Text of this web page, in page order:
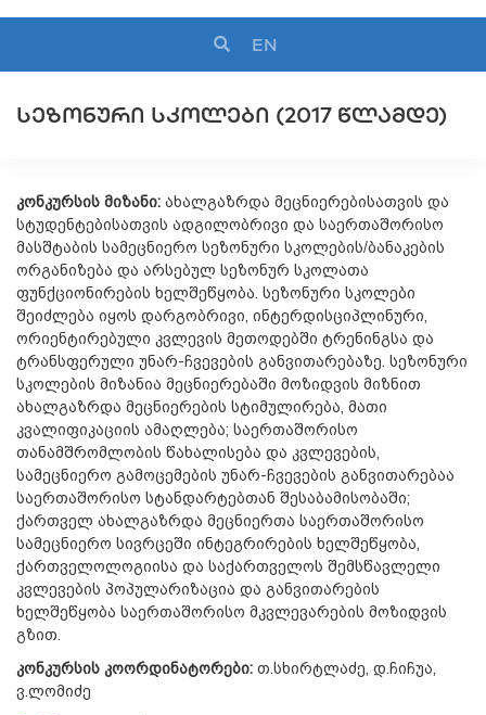
EN
ᲡᲔᲖᲝᲜᲣᲠᲘ ᲡᲙᲝᲚᲔᲑᲘ (2017 ᲬᲚᲐᲛᲓᲔ)
კონკურსის მიზანი: ახალგაზრდა მეცნიერებისათვის და
სტუდენტებისათვის ადგილობრივი და საერთაშორისო
მასშტაბის სამეცნიერო სეზონური სკოლების/ბანაკების
ორგანიზება და არსებულ სეზონურ სკო­ლათა
ფუნქციონირების ხელშეწყობა. სეზონური სკოლები
შეიძლება იყოს დარგობრივი, ინტერდისციპლინური,
ორიენტირებული კვლევის მეთოდებში ტრენინგსა და
ტრანსფერული უნარ-ჩვევების განვითარებაზე. სეზონური
სკოლების მიზანია მეცნიერებაში მოზიდვის მიზნით
ახალგაზრდა მეცნიერების სტიმულირება, მათი
კვალიფიკაციის ამაღლება; საერთაშორისო
თანამშრომლობის წახალისება და კვლევების,
სამეცნიერო გამოცემების უნარ-ჩვევების განვითარებაა
საერთაშორისო სტანდარტებთან შესაბამისობაში;
ქართველ ახალგაზრდა მეცნიერთა საერთაშორისო
სამეცნიერო სივრცეში ინტეგრირების ხელშეწყობა,
ქართველოლოგიისა და საქართველოს შემსწავლელი
კვლევების პოპულარიზაცია და განვითარების
ხელშეწყობა საერთაშორისო მკვლევარების მოზიდვის
გზით.
კონკურსის კოორდინატორები: თ.სხირტლაძე, დ.ჩიჩუა,
ვ.ლომიძე